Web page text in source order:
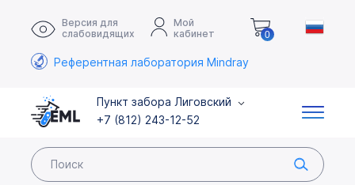
Версия для
слабовидящих
Мой
кабинет
0
Референтная лаборатория Mindray
Пункт забора Лиговский
+7 (812) 243-12-52